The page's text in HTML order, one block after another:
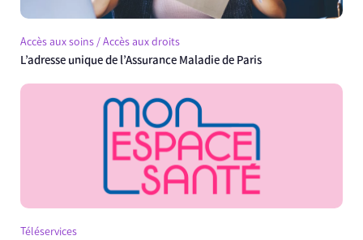
Accès aux soins / Accès aux droits
L’adresse unique de l’Assurance Maladie de Paris
Téléservices